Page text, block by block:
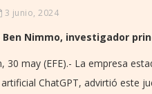
3 junio, 2024
Nimmo, investigador
30 may (EFE).- La empresa
ChatGPT, advirtió este